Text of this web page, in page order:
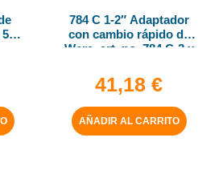
784 C 1-2″ Adaptador
con cambio rápido de
Wera, art. no. 784 C-2 x
41,18 €
AÑADIR AL CARRITO